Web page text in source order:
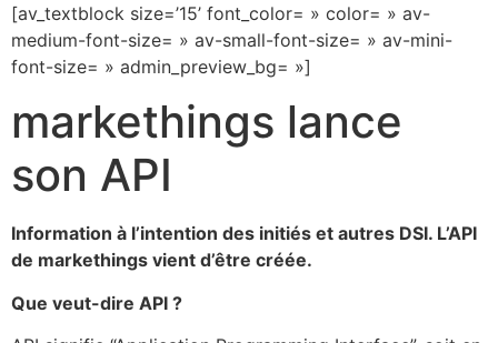
[av_textblock size=’15’ font_color= » color= » av-
medium-font-size= » av-small-font-size= » av-mini-
font-size= » admin_preview_bg= »]
markethings lance
son API
Information à l’intention des initiés et autres DSI. L’API
de markethings vient d’être créée.
Que veut-dire API ?